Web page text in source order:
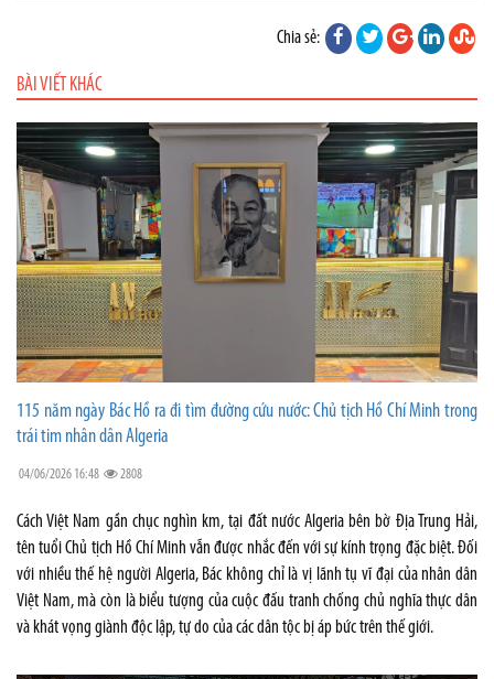
Chia sẻ:
BÀI VIẾT KHÁC
115 năm ngày Bác Hồ ra đi tìm đường cứu nước: Chủ tịch Hồ Chí Minh trong
trái tim nhân dân Algeria
04/06/2026 16:48 2808
Cách Việt Nam gần chục nghìn km, tại đất nước Algeria bên bờ Địa Trung Hải,
tên tuổi Chủ tịch Hồ Chí Minh vẫn được nhắc đến với sự kính trọng đặc biệt. Đối
với nhiều thế hệ người Algeria, Bác không chỉ là vị lãnh tụ vĩ đại của nhân dân
Việt Nam, mà còn là biểu tượng của cuộc đấu tranh chống chủ nghĩa thực dân
và khát vọng giành độc lập, tự do của các dân tộc bị áp bức trên thế giới.